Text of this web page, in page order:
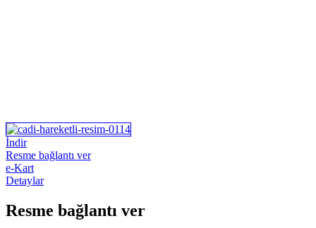
İndir
Resme bağlantı ver
e-Kart
Detaylar
Resme bağlantı ver